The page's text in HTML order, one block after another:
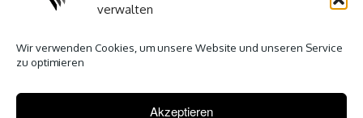
verwalten
Wir verwenden Cookies, um unsere Website und unseren Service
zu optimieren
Akzeptieren
Social Media